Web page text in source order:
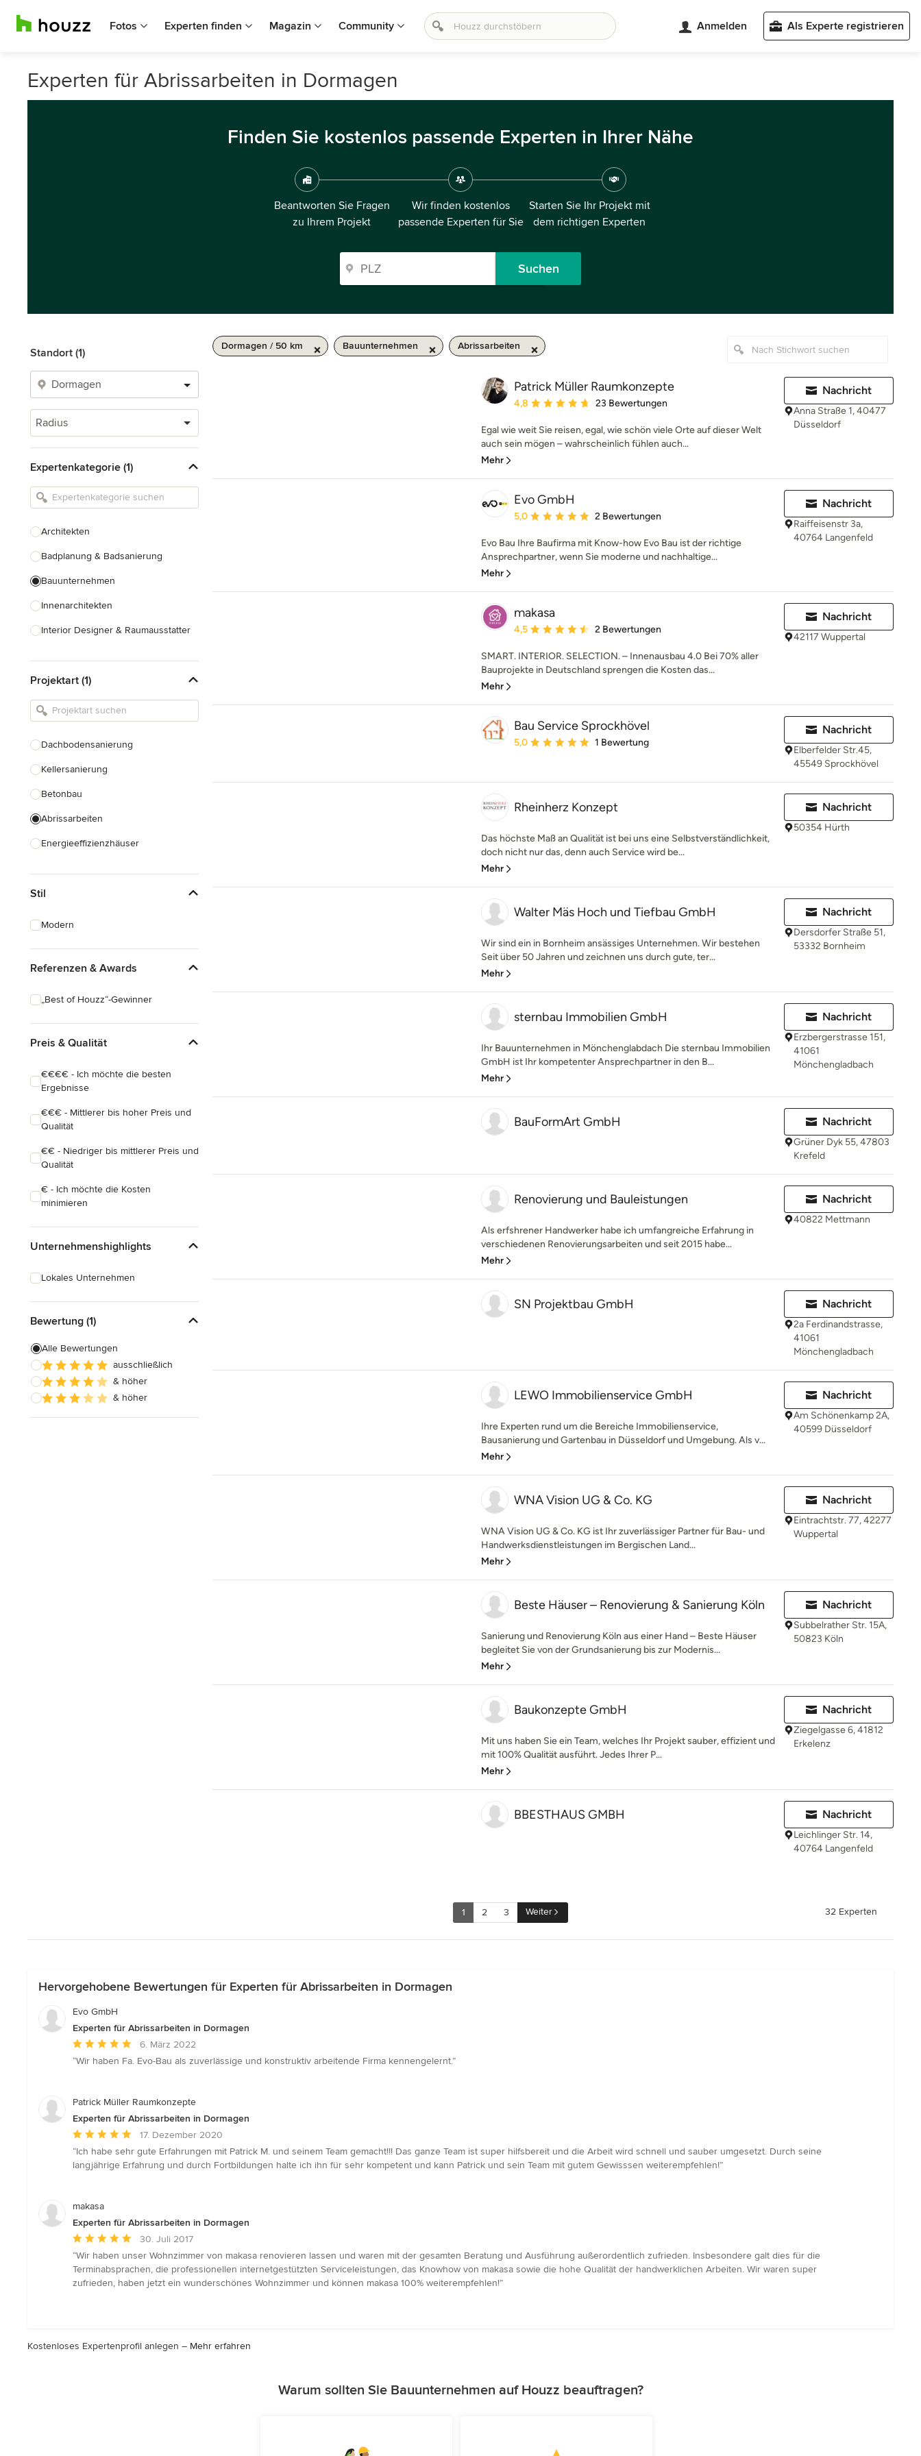
Fotos Experten finden Magazin Community Anmelden Als Experte registrieren
Experten für Abrissarbeiten in Dormagen
Finden Sie kostenlos passende Experten in Ihrer Nähe
Beantworten Sie Fragen
zu Ihrem Projekt
Wir finden kostenlos
passende Experten für Sie
Starten Sie Ihr Projekt mit
dem richtigen Experten
Suchen
Standort (1)
Radius
Expertenkategorie (1)
Architekten
Badplanung & Badsanierung
Bauunternehmen
Innenarchitekten
Interior Designer & Raumausstatter
Landschaftsarchitekten
Armaturen & Sanitärbedarf
Projektart (1)
Dachbodensanierung
Kellersanierung
Betonbau
Abrissarbeiten
Energieeffizienzhäuser
Garagenbau
Hauserweiterungen
Alle anzeigen
Stil
Modern
Referenzen & Awards
„Best of Houzz“-Gewinner
Preis & Qualität
€€€€ - Ich möchte die besten
Ergebnisse
€€€ - Mittlerer bis hoher Preis und
Qualität
€€ - Niedriger bis mittlerer Preis und
Qualität
€ - Ich möchte die Kosten
minimieren
Unternehmenshighlights
Lokales Unternehmen
Bewertung (1)
Alle Bewertungen
ausschließlich
& höher
& höher
Dormagen / 50 km Bauunternehmen Abrissarbeiten
Patrick Müller Raumkonzepte
Durchschnittliche Bewertung: 4.8 von 5 Sternen
4,8 23 Bewertungen
Egal wie weit Sie reisen, egal, wie schön viele Orte auf dieser Welt
auch sein mögen – wahrscheinlich fühlen auch...
Mehr
Nachricht
Anna Straße 1, 40477
Düsseldorf
Evo GmbH
Durchschnittliche Bewertung: 5 von 5 Sternen
5,0 2 Bewertungen
Evo Bau Ihre Baufirma mit Know-how Evo Bau ist der richtige
Ansprechpartner, wenn Sie moderne und nachhaltige...
Mehr
Nachricht
Raiffeisenstr 3a,
40764 Langenfeld
makasa
Durchschnittliche Bewertung: 4.5 von 5 Sternen
4,5 2 Bewertungen
SMART. INTERIOR. SELECTION. – Innenausbau 4.0 Bei 70% aller
Bauprojekte in Deutschland sprengen die Kosten das...
Mehr
Nachricht
42117 Wuppertal
Bau Service Sprockhövel
Durchschnittliche Bewertung: 5 von 5 Sternen
5,0 1 Bewertung
Nachricht
Elberfelder Str.45,
45549 Sprockhövel
Rheinherz Konzept
Das höchste Maß an Qualität ist bei uns eine Selbstverständlichkeit,
doch nicht nur das, denn auch Service wird be...
Mehr
Nachricht
50354 Hürth
Walter Mäs Hoch und Tiefbau GmbH
Wir sind ein in Bornheim ansässiges Unternehmen. Wir bestehen
Seit über 50 Jahren und zeichnen uns durch gute, ter...
Mehr
Nachricht
Dersdorfer Straße 51,
53332 Bornheim
sternbau Immobilien GmbH
Ihr Bauunternehmen in Mönchenglabdach Die sternbau Immobilien
GmbH ist Ihr kompetenter Ansprechpartner in den B...
Mehr
Nachricht
Erzbergerstrasse 151,
41061
Mönchengladbach
BauFormArt GmbH Nachricht
Grüner Dyk 55, 47803
Krefeld
Renovierung und Bauleistungen
Als erfshrener Handwerker habe ich umfangreiche Erfahrung in
verschiedenen Renovierungsarbeiten und seit 2015 habe...
Mehr
Nachricht
40822 Mettmann
SN Projektbau GmbH Nachricht
2a Ferdinandstrasse,
41061
Mönchengladbach
LEWO Immobilienservice GmbH
Ihre Experten rund um die Bereiche Immobilienservice,
Bausanierung und Gartenbau in Düsseldorf und Umgebung. Als v...
Mehr
Nachricht
Am Schönenkamp 2A,
40599 Düsseldorf
WNA Vision UG & Co. KG
WNA Vision UG & Co. KG ist Ihr zuverlässiger Partner für Bau- und
Handwerksdienstleistungen im Bergischen Land...
Mehr
Nachricht
Eintrachtstr. 77, 42277
Wuppertal
Beste Häuser – Renovierung & Sanierung Köln
Sanierung und Renovierung Köln aus einer Hand – Beste Häuser
begleitet Sie von der Grundsanierung bis zur Modernis...
Mehr
Nachricht
Subbelrather Str. 15A,
50823 Köln
Baukonzepte GmbH
Mit uns haben Sie ein Team, welches Ihr Projekt sauber, effizient und
mit 100% Qualität ausführt. Jedes Ihrer P...
Mehr
Nachricht
Ziegelgasse 6, 41812
Erkelenz
BBESTHAUS GMBH Nachricht
Leichlinger Str. 14,
40764 Langenfeld
1 2 3 Weiter 32 Experten
Hervorgehobene Bewertungen für Experten für Abrissarbeiten in Dormagen
Evo GmbH
Experten für Abrissarbeiten in Dormagen
Durchschnittliche
Bewertung:
5
6. März 2022
“Wir haben Fa. Evo-Bau als zuverlässige und konstruktiv arbeitende Firma kennengelernt.”
Patrick Müller Raumkonzepte
Experten für Abrissarbeiten in Dormagen
Durchschnittliche
Bewertung:
5
Sternen
17. Dezember 2020
“Ich habe sehr gute Erfahrungen mit Patrick M. und seinem Team gemacht!!! Das ganze Team ist super hilfsbereit und die Arbeit wird schnell und sauber umgesetzt. Durch seine
langjährige Erfahrung und durch Fortbildungen halte ich ihn für sehr kompetent und kann Patrick und sein Team mit gutem Gewisssen weiterempfehlen!”
makasa
Experten für Abrissarbeiten in Dormagen
Durchschnittliche
Bewertung:
5
von
30. Juli 2017
“Wir haben unser Wohnzimmer von makasa renovieren lassen und waren mit der gesamten Beratung und Ausführung außerordentlich zufrieden. Insbesondere galt dies für die
Terminabsprachen, die professionellen internetgestützten Serviceleistungen, das Knowhow von makasa sowie die hohe Qualität der handwerklichen Arbeiten. Wir waren super
zufrieden, haben jetzt ein wunderschönes Wohnzimmer und können makasa 100% weiterempfehlen!”
Kostenloses Expertenprofil anlegen – Mehr erfahren
Warum sollten Sie Bauunternehmen auf Houzz beauftragen?